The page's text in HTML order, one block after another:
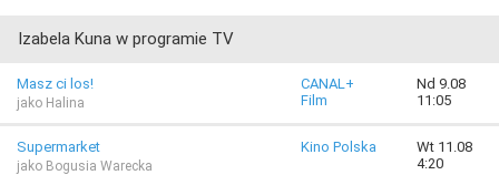
Izabela Kuna w programie TV
Masz ci los!
jako Halina
CANAL+
Film
Nd 9.08
11:05
Supermarket
jako Bogusia Warecka
Kino Polska
Wt 11.08
4:20